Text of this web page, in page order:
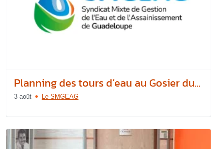
Planning des tours d’eau au Gosier du...
3 août Le SMGEAG